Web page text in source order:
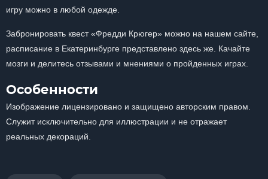
игру можно в любой одежде.
Забронировать квест «Фредди Крюгер» можно на нашем сайте,
расписание в Екатеринбурге представлено здесь же. Качайте
мозги и делитесь отзывами и мнениями о пройденных играх.
Особенности
Изображение лицензировано и защищено авторским правом.
Служит исключительно для иллюстрации и не отражает
реальных декораций.